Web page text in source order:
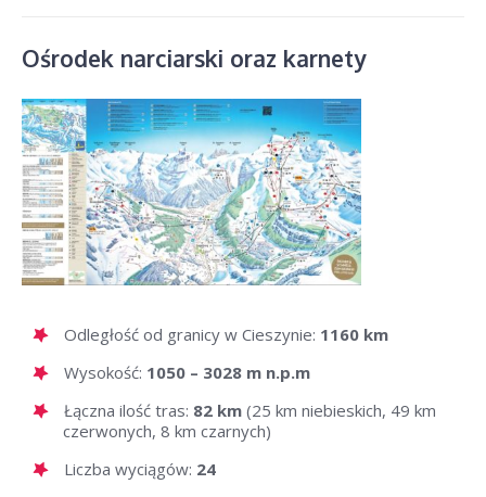
Ośrodek narciarski oraz karnety
Odległość od granicy w Cieszynie: 1160 km
Wysokość: 1050 – 3028 m n.p.m
Łączna ilość tras: 82 km (25 km niebieskich, 49 km
czerwonych, 8 km czarnych)
Liczba wyciągów: 24